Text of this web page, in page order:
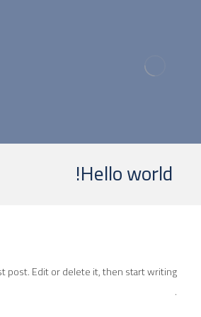
Hello world!
post. Edit or delete it, then start writing!
.